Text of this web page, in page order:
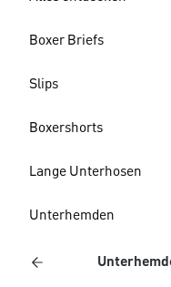
Boxer Briefs
Slips
Boxershorts
Lange Unterhosen
Unterhemden